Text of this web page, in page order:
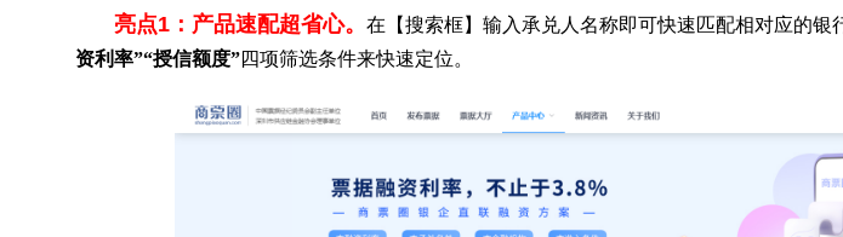
亮点1：产品速配超省心。 在【搜索框】输入承兑人名称即可快速匹配相对应的银
资利率”“授信额度”四项筛选条件来快速定位。